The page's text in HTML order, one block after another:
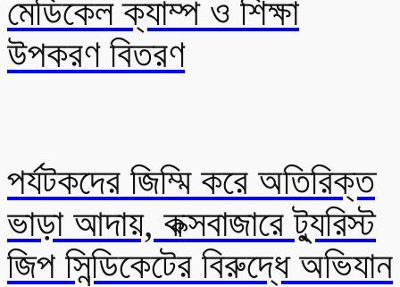
মেডিকেল ক্যাম্প ও শিক্ষা
উপকরণ বিতরণ
পর্যটকদের জিম্মি করে অতিরিক্ত
ভাড়া আদায়, কক্সবাজারে ট্যুরিস্ট
জিপ সিন্ডিকেটের বিরুদ্ধে অভিযান